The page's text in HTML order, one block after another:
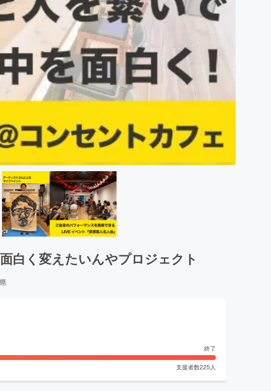
白く変えたいんやプロジェクト
終了
支援者数225 人